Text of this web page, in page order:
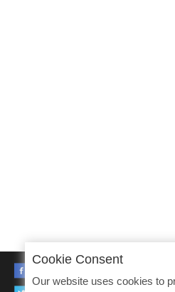
Cookie Consent
Our website uses cookies to